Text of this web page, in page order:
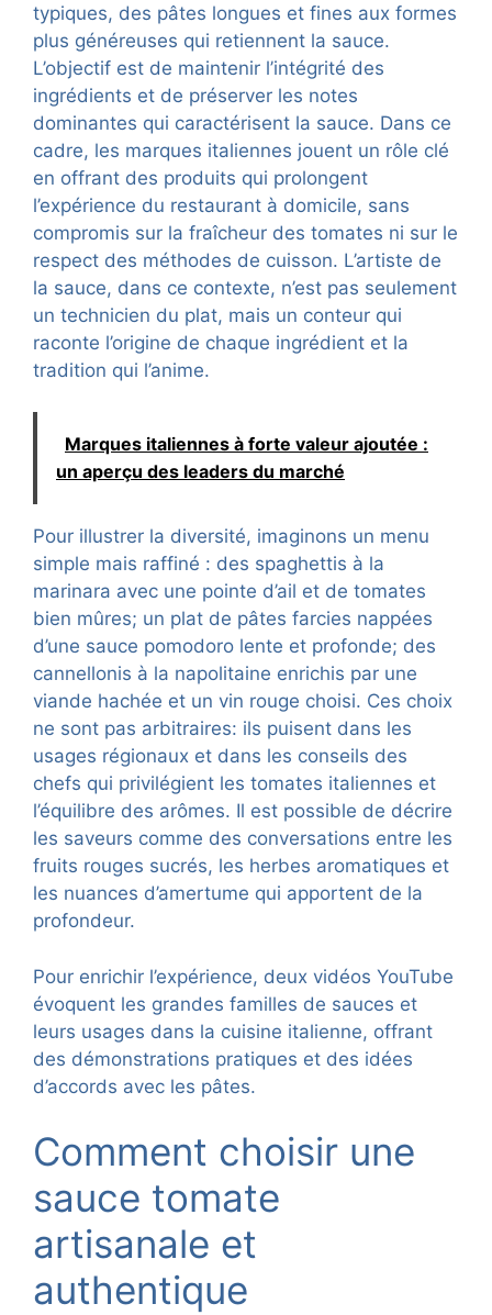
typiques, des pâtes longues et fines aux formes
plus généreuses qui retiennent la sauce.
L’objectif est de maintenir l’intégrité des
ingrédients et de préserver les notes
dominantes qui caractérisent la sauce. Dans ce
cadre, les marques italiennes jouent un rôle clé
en offrant des produits qui prolongent
l’expérience du restaurant à domicile, sans
compromis sur la fraîcheur des tomates ni sur le
respect des méthodes de cuisson. L’artiste de
la sauce, dans ce contexte, n’est pas seulement
un technicien du plat, mais un conteur qui
raconte l’origine de chaque ingrédient et la
tradition qui l’anime.
Marques italiennes à forte valeur ajoutée :
un aperçu des leaders du marché
Pour illustrer la diversité, imaginons un menu
simple mais raffiné : des spaghettis à la
marinara avec une pointe d’ail et de tomates
bien mûres; un plat de pâtes farcies nappées
d’une sauce pomodoro lente et profonde; des
cannellonis à la napolitaine enrichis par une
viande hachée et un vin rouge choisi. Ces choix
ne sont pas arbitraires: ils puisent dans les
usages régionaux et dans les conseils des
chefs qui privilégient les tomates italiennes et
l’équilibre des arômes. Il est possible de décrire
les saveurs comme des conversations entre les
fruits rouges sucrés, les herbes aromatiques et
les nuances d’amertume qui apportent de la
profondeur.
Pour enrichir l’expérience, deux vidéos YouTube
évoquent les grandes familles de sauces et
leurs usages dans la cuisine italienne, offrant
des démonstrations pratiques et des idées
d’accords avec les pâtes.
Comment choisir une
sauce tomate
artisanale et
authentique